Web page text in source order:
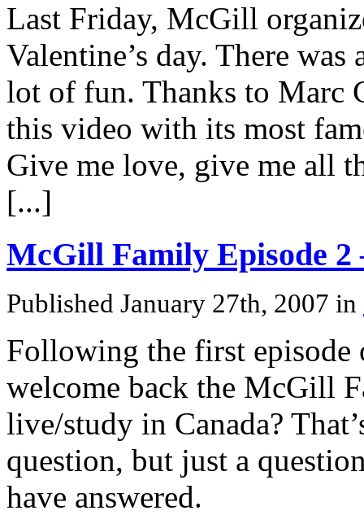
Last Friday, McGill
Valentine’s day. There
lot of fun. Thanks to Marc
this video with its most
Give me love, give me all
[...]
McGill Family Episode 2
Published January 27th, 2007 in
Following the first episode
welcome back the McGill
live/study in Canada?
question, but just a
have answered.